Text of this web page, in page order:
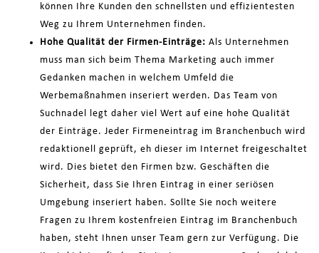
können Ihre Kunden den schnellsten und effizientesten
Weg zu Ihrem Unternehmen finden.
Hohe Qualität der Firmen-Einträge: Als Unternehmen
muss man sich beim Thema Marketing auch immer
Gedanken machen in welchem Umfeld die
Werbemaßnahmen inseriert werden. Das Team von
Suchnadel legt daher viel Wert auf eine hohe Qualität
der Einträge. Jeder Firmeneintrag im Branchenbuch wird
redaktionell geprüft, eh dieser im Internet freigeschaltet
wird. Dies bietet den Firmen bzw. Geschäften die
Sicherheit, dass Sie Ihren Eintrag in einer seriösen
Umgebung inseriert haben. Sollte Sie noch weitere
Fragen zu Ihrem kostenfreien Eintrag im Branchenbuch
haben, steht Ihnen unser Team gern zur Verfügung. Die